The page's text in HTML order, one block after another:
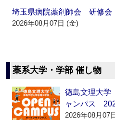
埼玉県病院薬剤師会 研修
2026年08月07日 (金)
薬系大学・学部 催し物
徳島文理大
ャンパス
2026年08月07